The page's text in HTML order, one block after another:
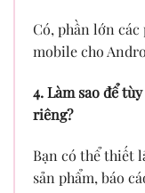
Có, phần lớn các
mobile cho
4. Làm sao để
riêng?
Bạn có thể thiết
sản phẩm, báo